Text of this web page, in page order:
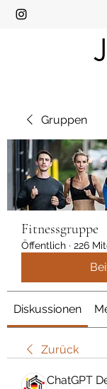
Gruppen
Fitnessgruppe
Öffentlich · 226
Diskussionen
Zurück
ChatGPT